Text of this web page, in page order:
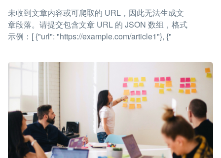
未收到文章内容或可爬取的 URL，因此无法生成文
章段落。请提交包含文章 URL 的 JSON 数组，格式
示例：[ {"url": "https://example.com/article1"}, {"